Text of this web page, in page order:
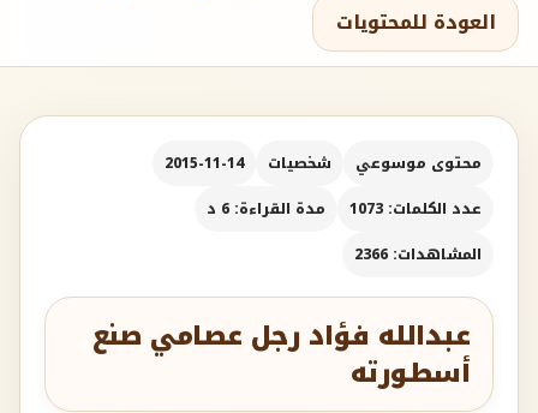
العودة للمحتويات
محتوى موسوعي شخصيات
2015-11-14
عدد الكلمات: 1073
مدة القراءة: 6 د
المشاهدات: 2366
عبدالله فؤاد رجل عصامي صنع
أسطورته